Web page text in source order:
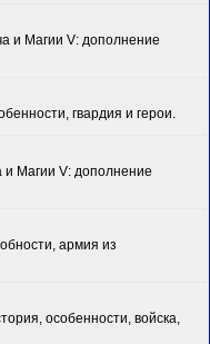
и Магии V: дополнение
гвардия и герои.
Магии V: дополнение
армия из
особенности, войска,